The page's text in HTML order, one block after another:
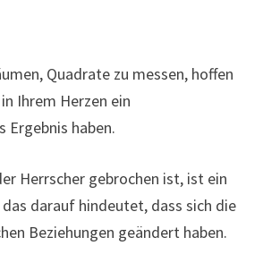
Quadrate zu messen, hoffen
Ihrem Herzen ein
Ergebnis haben.
Herrscher gebrochen ist, ist ein
darauf hindeutet, dass sich die
Beziehungen geändert haben.